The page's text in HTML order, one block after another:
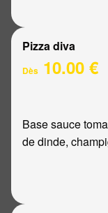
Pizza diva
Dès 10.00 €
Base sauce
de dinde,